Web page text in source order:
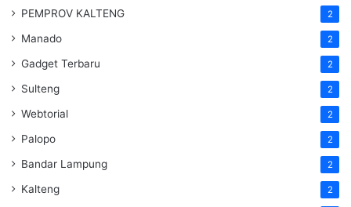
PEMPROV KALTENG 2
Manado 2
Gadget Terbaru 2
Sulteng 2
Webtorial 2
Palopo 2
Bandar Lampung 2
Kalteng 2